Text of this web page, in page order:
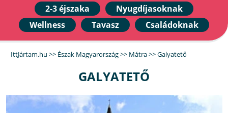
2-3 éjszaka
Nyugdíjasoknak
Wellness
Tavasz Családoknak
IttJártam.hu >> Észak Magyarország>> Mátra>>Galyatető
GALYATETŐ